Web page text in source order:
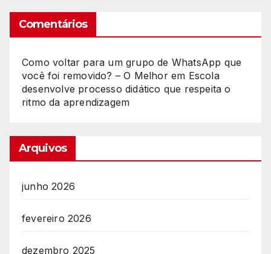
Comentários
Como voltar para um grupo de WhatsApp que
você foi removido? – O Melhorem Escola
desenvolve processo didático que respeita o
ritmo da aprendizagem
Arquivos
junho 2026
fevereiro 2026
dezembro 2025